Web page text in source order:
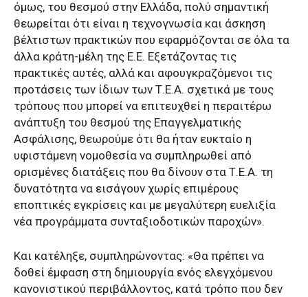
όμως, του θεσμού στην Ελλάδα, πολύ σημαντική
θεωρείται ότι είναι η τεχνογνωσία και άσκηση
βέλτιστων πρακτικών που εφαρμόζονται σε όλα τα
άλλα κράτη-μέλη της Ε.Ε. Εξετάζοντας τις
πρακτικές αυτές, αλλά και αφουγκραζόμενοι τις
προτάσεις των ίδιων των Τ.Ε.Α. σχετικά με τους
τρόπους που μπορεί να επιτευχθεί η περαιτέρω
ανάπτυξη του θεσμού της Επαγγελματικής
Ασφάλισης, θεωρούμε ότι θα ήταν ευκταίο η
υφιστάμενη νομοθεσία να συμπληρωθεί από
ορισμένες διατάξεις που θα δίνουν στα Τ.Ε.Α. τη
δυνατότητα να εισάγουν χωρίς επιμέρους
εποπτικές εγκρίσεις και με μεγαλύτερη ευελιξία
νέα προγράμματα συνταξιοδοτικών παροχών».
Και κατέληξε, συμπληρώνοντας: «Θα πρέπει να
δοθεί έμφαση στη δημιουργία ενός ελεγχόμενου
κανονιστικού περιβάλλοντος, κατά τρόπο που δεν